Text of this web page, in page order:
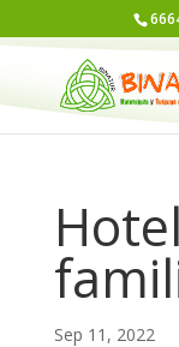
Sep 11, 2022